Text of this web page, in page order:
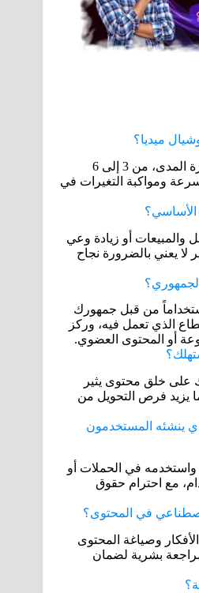
ميديا؟
يُفضّل أن تكون الخطة قصيرة المدى، من 3 إلى 6
ومواكبة التغيرات في
الأساسي؟
والمبيعات أو زيادة وعي
لا يعني بالضرورة نجاح
لجمهوري؟
من قبل جمهورك
الذي تعمل فيه، وركز
أو المحتوى العضوي.
خلق محتوى يثير
يزيد فرص التحويل من
ينشئه المستخدمون
في الحملات أو
مع احترام حقوق
في المحتوى؟
وصياغة المحتوى
بشرية لضمان